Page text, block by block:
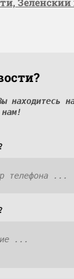
находитесь
нам!